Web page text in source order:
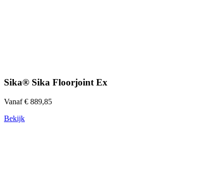
Sika® Sika Floorjoint Ex
Vanaf € 889,85
Bekijk